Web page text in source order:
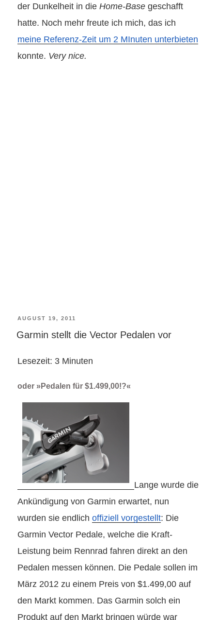
der Dunkelheit in die Home-Base geschafft
hatte. Noch mehr freute ich mich, das ich
meine Referenz-Zeit um 2 MInuten unterbieten
konnte. Very nice.
VERÖFFENTLICHT
AM
AUGUST 19, 2011
Garmin stellt die Vector Pedalen vor
Lesezeit: 3 Minuten
oder »Pedalen für $1.499,00!?«
Lange wurde die
Ankündigung von Garmin erwartet, nun
wurden sie endlich offiziell vorgestellt: Die
Garmin Vector Pedale, welche die Kraft-
Leistung beim Rennrad fahren direkt an den
Pedalen messen können. Die Pedale sollen im
März 2012 zu einem Preis von $1.499,00 auf
den Markt kommen. Das Garmin solch ein
Produkt auf den Markt bringen würde war